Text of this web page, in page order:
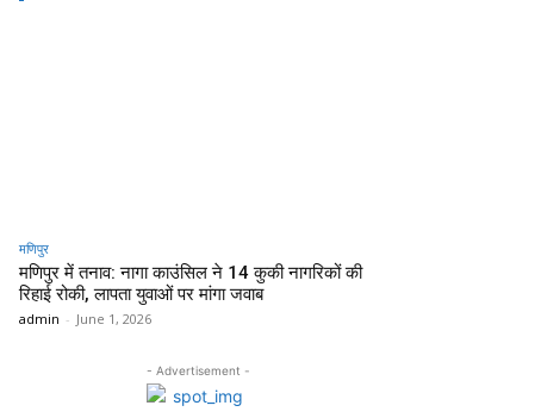
मणिपुर
मणिपुर में तनाव: नागा काउंसिल ने 14 कुकी नागरिकों की
रिहाई रोकी, लापता युवाओं पर मांगा जवाब
admin - June 1, 2026
- Advertisement -